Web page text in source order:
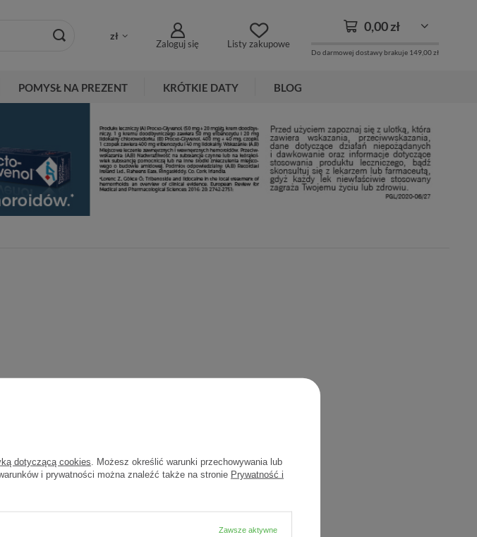
zł
Zaloguj się Listy zakupowe
0,00 zł
Do darmowej dostawy brakuje 149,00 zł
POMYSŁ NA PREZENT KRÓTKIE DATY BLOG
dotyczącą cookies . Możesz określić warunki przechowywania lub
i prywatności można znaleźć także na stronie Prywatność i
Zawsze aktywne